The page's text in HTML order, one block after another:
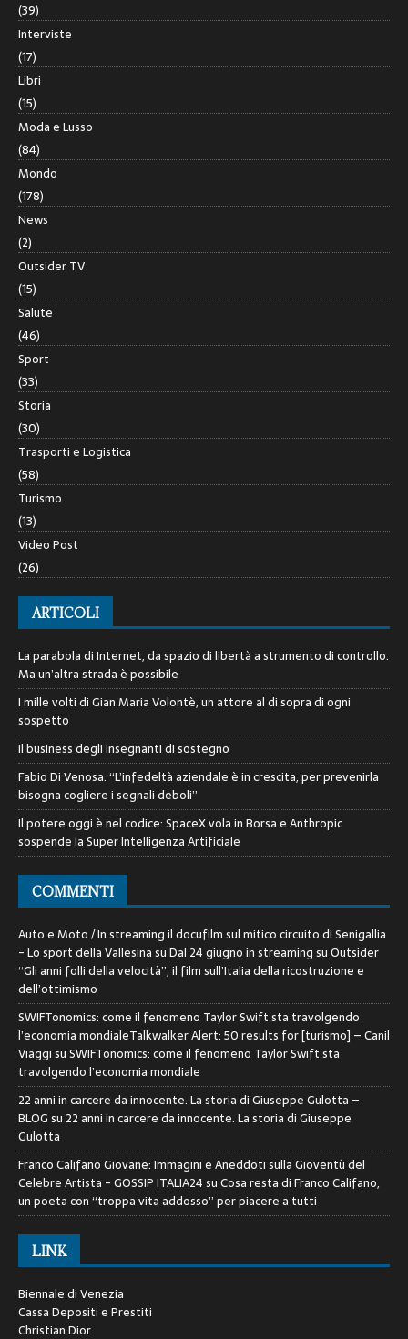
(39)
Interviste
(17)
Libri
(15)
Moda e Lusso
(84)
Mondo
(178)
News
(2)
Outsider TV
(15)
Salute
(46)
Sport
(33)
Storia
(30)
Trasporti e Logistica
(58)
Turismo
(13)
Video Post
(26)
ARTICOLI
La parabola di Internet, da spazio di libertà a strumento di controllo.
Ma un’altra strada è possibile
I mille volti di Gian Maria Volontè, un attore al di sopra di ogni
sospetto
Il business degli insegnanti di sostegno
Fabio Di Venosa: “L’infedeltà aziendale è in crescita, per prevenirla
bisogna cogliere i segnali deboli”
Il potere oggi è nel codice: SpaceX vola in Borsa e Anthropic
sospende la Super Intelligenza Artificiale
COMMENTI
Auto e Moto / In streaming il docufilm sul mitico circuito di Senigallia
- Lo sport della VallesinasuDal 24 giugno in streaming su Outsider
“Gli anni folli della velocità”, il film sull’Italia della ricostruzione e
dell’ottimismo
SWIFTonomics: come il fenomeno Taylor Swift sta travolgendo
l’economia mondialeTalkwalker Alert: 50 results for [turismo] – Canil
ViaggisuSWIFTonomics: come il fenomeno Taylor Swift sta
travolgendo l’economia mondiale
22 anni in carcere da innocente. La storia di Giuseppe Gulotta –
BLOGsu 22 anni in carcere da innocente. La storia di Giuseppe
Gulotta
Franco Califano Giovane: Immagini e Aneddoti sulla Gioventù del
Celebre Artista - GOSSIP ITALIA24suCosa resta di Franco Califano,
un poeta con “troppa vita addosso” per piacere a tutti
LINK
Biennale di Venezia
Cassa Depositi e Prestiti
Christian Dior